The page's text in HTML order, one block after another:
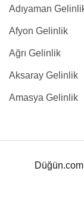
Adıyaman
Afyon Gelinlik
Ağrı Gelinlik
Aksaray Gelinlik
Amasya Gelinlik